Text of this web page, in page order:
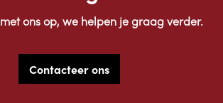
ons op, we helpen je graag verder.
Contacteer ons